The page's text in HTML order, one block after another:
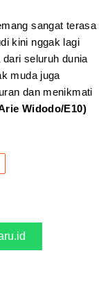
sangat terasa
kini nggak lagi
seluruh dunia
muda juga
dan menikmati
Widodo/E10)